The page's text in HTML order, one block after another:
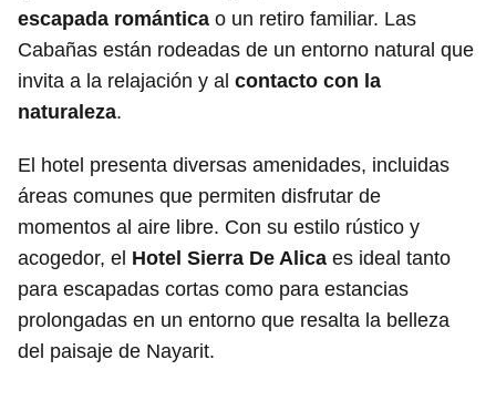
escapada romántica o un retiro familiar. Las
Cabañas están rodeadas de un entorno natural que
invita a la relajación y al contacto con la
naturaleza.
El hotel presenta diversas amenidades, incluidas
áreas comunes que permiten disfrutar de
momentos al aire libre. Con su estilo rústico y
acogedor, el Hotel Sierra De Alica es ideal tanto
para escapadas cortas como para estancias
prolongadas en un entorno que resalta la belleza
del paisaje de Nayarit.